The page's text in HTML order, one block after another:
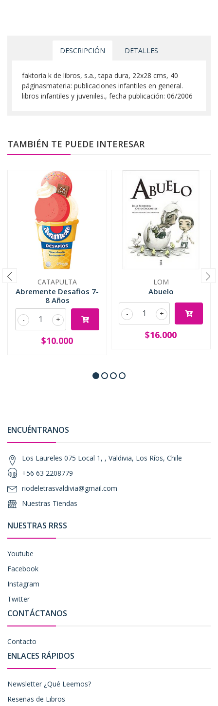
DESCRIPCIÓN DETALLES
faktoria k de libros, s.a., tapa dura, 22x28 cms, 40
páginasmateria: publicaciones infantiles en general.
libros infantiles y juveniles., fecha publicación: 06/2006
TAMBIÉN TE PUEDE INTERESAR
CATAPULTA
Abremente Desafios 7-
8 Años
+
-
$10.000
LOM
Abuelo
+
-
$16.000
ENCUÉNTRANOS
Los Laureles 075 Local 1, , Valdivia, Los Ríos, Chile
+56 63 2208779
riodeletrasvaldivia@gmail.com
Nuestras Tiendas
NUESTRAS RRSS
Youtube
Facebook
Instagram
Twitter
CONTÁCTANOS
Contacto
ENLACES RÁPIDOS
Newsletter ¿Qué Leemos?
Reseñas de Libros